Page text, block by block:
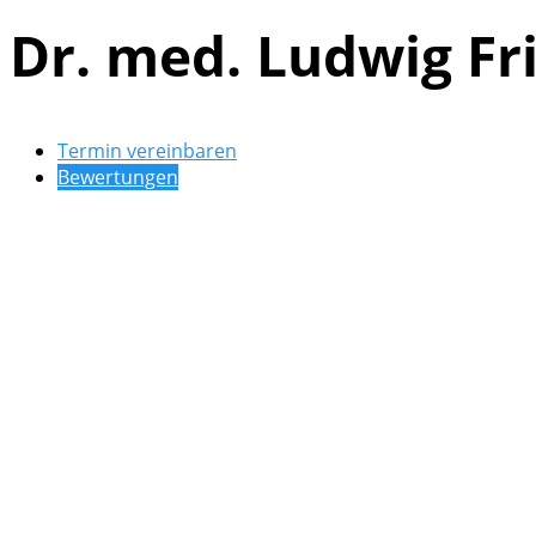
Dr. med. Ludwig
Termin vereinbaren
Bewertungen